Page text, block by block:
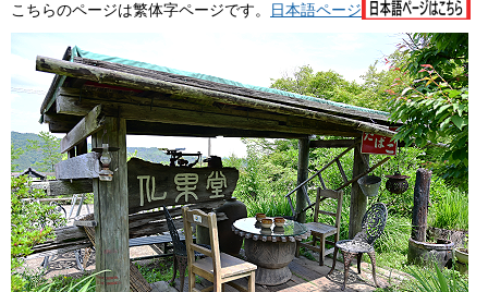
こちらのページは繁体字ページです。 日本語ページ